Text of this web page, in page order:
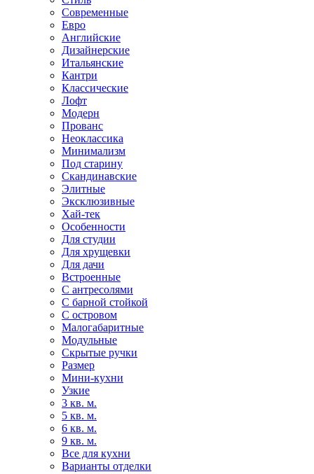
Современные
Евро
Английские
Дизайнерские
Итальянские
Кантри
Классические
Лофт
Модерн
Прованс
Неоклассика
Минимализм
Под старину
Скандинавские
Элитные
Эксклюзивные
Хай-тек
Особенности
Для студии
Для хрущевки
Для дачи
Встроенные
С антресолями
С барной стойкой
С островом
Малогабаритные
Модульные
Скрытые ручки
Размер
Мини-кухни
Узкие
3 кв. м.
5 кв. м.
6 кв. м.
9 кв. м.
Все для кухни
Варианты отделки